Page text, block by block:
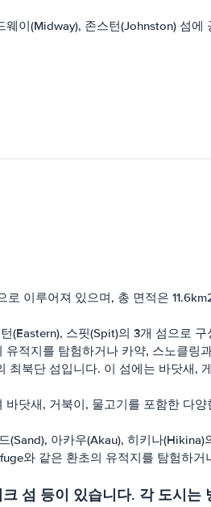
이(Midway), 존스턴(Johnston) 섬에
이루어져 있으며, 총 면적은
스핏(Spit)의 3개 섬으로
적지를 탐험하거나 카약, 스노클링
북단 섬입니다. 이 섬에는 바닷새,
닷새, 거북이, 물고기를 포함한 다
아카우(Akau), 히키나
와 같은 환초의 유적지를 탐험하
섬 등이 있습니다. 각 도시